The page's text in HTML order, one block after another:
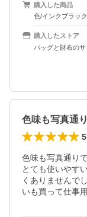
購入した商品
色/インクブラック
購入したストア
バッグと財布の
5
色味も写真通り
とても使いやす
くありませんで
いも買って仕事